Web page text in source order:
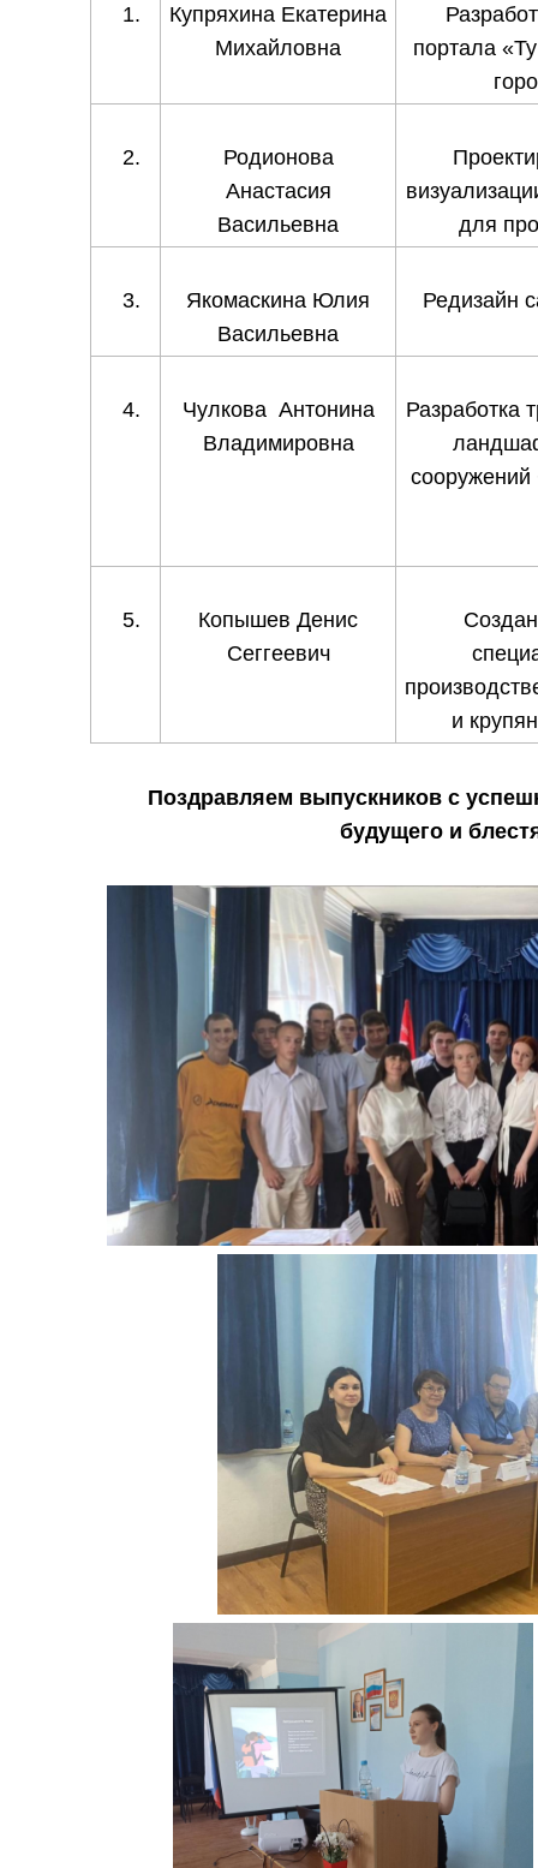
Купряхина Екатерина
Михайловна
портала
Родионова
Анастасия
Васильевна
для
Якомаскина Юлия
Васильевна
Редизайн
Чулкова Антонина
Владимировна
Разработка
Копышев Денис
Сеггеевич
и
Поздравляем выпускников с
будущего и